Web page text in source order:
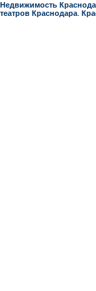
Недвижимость
театров Краснодара